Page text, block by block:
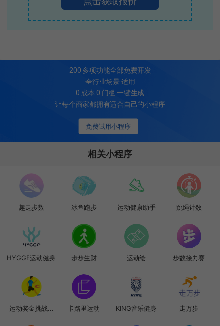
免费试用小程序
200 多项功能全部免费开发
全行业场景 适用
0 成本 0 门槛 一键生成
让每个商家都拥有适合自己的小程序
相关小程序
趣走步数 冰鱼跑步 运动健康助手 跳绳计数
HYGGE运动健身 步步生财 运动绘 步数接力赛
运动奖金挑战... 卡路里运动 KING音乐健身 走万步